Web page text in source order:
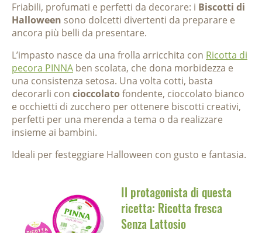
Friabili, profumati e perfetti da decorare: i Biscotti di
Halloween sono dolcetti divertenti da preparare e
ancora più belli da presentare.
L’impasto nasce da una frolla arricchita con Ricotta di
pecora PINNA ben scolata, che dona morbidezza e
una consistenza setosa. Una volta cotti, basta
decorarli con cioccolatofondente, cioccolato bianco
e occhietti di zucchero per ottenere biscotti creativi,
perfetti per una merenda a tema o da realizzare
insieme ai bambini.
Ideali per festeggiare Halloween con gusto e fantasia.
Il protagonista di questa
ricetta: Ricotta fresca
Senza Lattosio